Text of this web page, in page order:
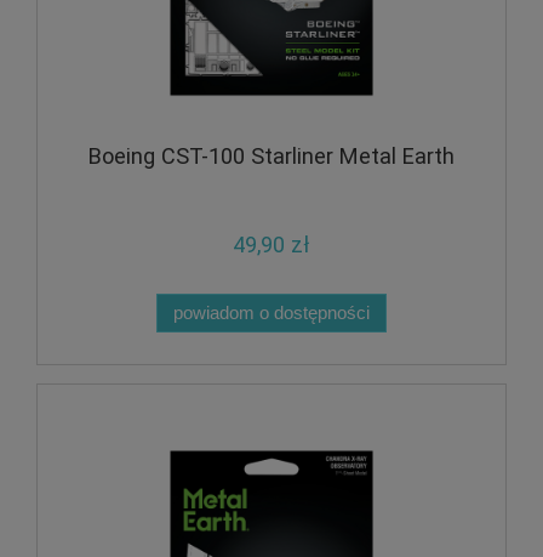
Boeing CST-100 Starliner Metal Earth
49,90 zł
powiadom o dostępności